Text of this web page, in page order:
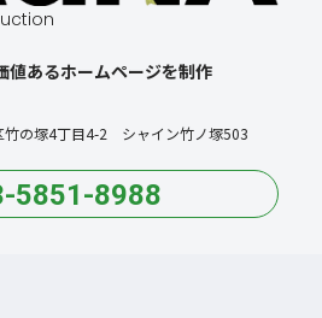
値あるホームページを制作
の塚4丁目4-2 シャイン竹ノ塚503
5851-8988